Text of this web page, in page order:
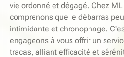
vie ordonné et dégagé. Chez
comprenons que le débarras
intimidante et chronophage.
engageons à vous offrir un
tracas, alliant efficacité et